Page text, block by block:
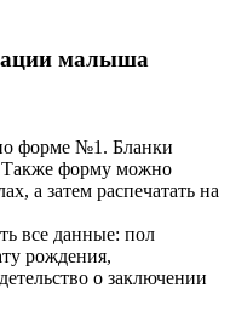
малыша
форме №1. Бланки
Также форму можно
а затем распечатать на
все данные: пол
рождения,
о заключении